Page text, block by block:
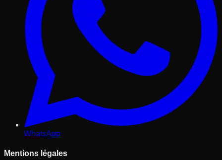
WhatsApp
Mentions légales